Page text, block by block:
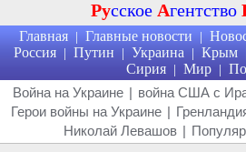
Русское Агентство
Главная | Главные новости |
Россия | Путин | Украина | Крым
Сирия | Мир |
Война на Украине | война США с
Герои войны на Украине |
Николай Левашов |